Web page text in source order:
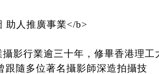
助人推廣事業</b>
影行業逾三十年，修畢香港理工
跟隨多位著名攝影師深造拍攝技